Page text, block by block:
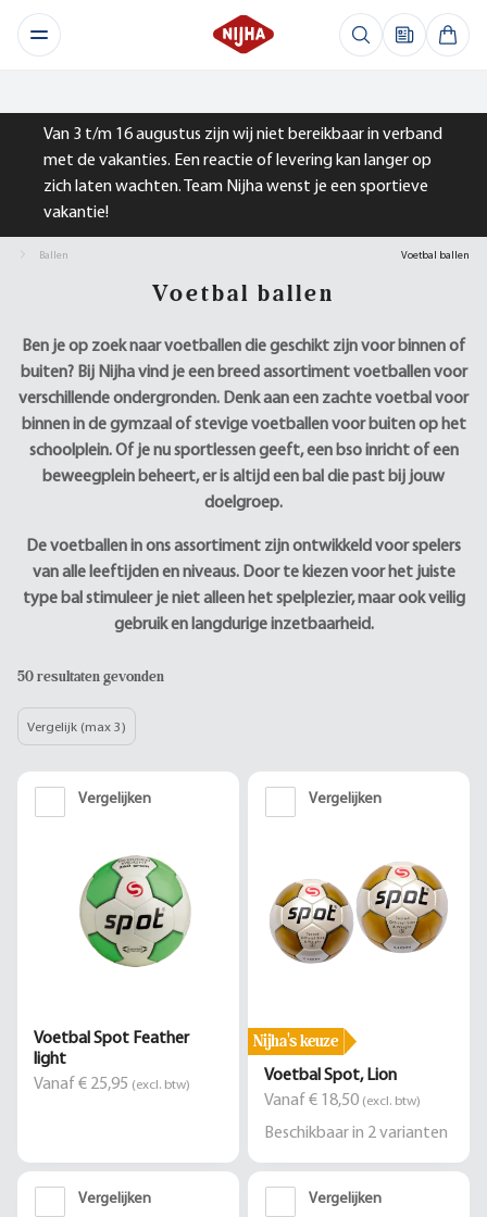
Van 3 t/m 16 augustus zijn wij niet bereikbaar in verband
met de vakanties. Een reactie of levering kan langer op
zich laten wachten. Team Nijha wenst je een sportieve
vakantie!
Ballen Voetbal ballen
Voetbal ballen
Ben je op zoek naar voetballen die geschikt zijn voor binnen of
buiten? Bij Nijha vind je een breed assortiment voetballen voor
verschillende ondergronden. Denk aan een zachte voetbal voor
binnen in de gymzaal of stevige voetballen voor buiten op het
schoolplein. Of je nu sportlessen geeft, een bso inricht of een
beweegplein beheert, er is altijd een bal die past bij jouw
doelgroep.
De voetballen in ons assortiment zijn ontwikkeld voor spelers
van alle leeftijden en niveaus. Door te kiezen voor het juiste
type bal stimuleer je niet alleen het spelplezier, maar ook veilig
gebruik en langdurige inzetbaarheid.
50 resultaten gevonden
Vergelijk (max 3)
Vergelijken
Voetbal Spot Feather
light
Vanaf € 25,95 (excl. btw)
Vergelijken
Nijha's keuze
Voetbal Spot, Lion
Vanaf € 18,50 (excl. btw)
Beschikbaar in 2varianten
Vergelijken Vergelijken